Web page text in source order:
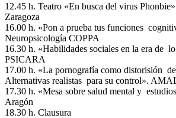
12.45 h. Teatro «En busca del virus
Zaragoza
16.00 h. «Pon a prueba tus funciones
Neuropsicología COPPA
16.30 h. «Habilidades sociales en la era de
PSICARA
17.00 h. «La pornografía como distorisión
Alternativas realistas para su control».
17.30 h. «Mesa sobre salud mental y
Aragón
18.30 h. Clausura